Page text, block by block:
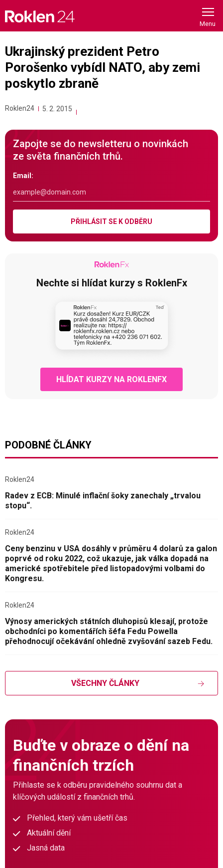
content
Ukrajinský prezident Petro
Porošenko vybídl NATO, aby zemi
poskytlo zbraně
Roklen24 5. 2. 2015
Zapojte se do newsletteru o novinkách
ze světa finančních trhů.
Email:
PŘIHLÁSIT SE K ODBĚRU
Nechte si hlídat kurzy s RoklenFx
HLÍDAT KURZY NA ROKLENFX
PODOBNÉ ČLÁNKY
Roklen24
Radev z ECB: Minulé inflační šoky zanechaly „trvalou
stopu“.
Roklen24
Ceny benzinu v USA dosáhly v průměru 4 dolarů za galon
poprvé od roku 2022, což ukazuje, jak válka dopadá na
americké spotřebitele před listopadovými volbami do
Kongresu.
Roklen24
Výnosy amerických státních dluhopisů klesají, protože
obchodníci po komentářích šéfa Fedu Powella
přehodnocují očekávání ohledně zvyšování sazeb Fedu.
VŠECHNY ČLÁNKY
Buďte v obraze o dění na
finančních trzích
Přihlaste se k odběru pravidelného souhrnu dat a
klíčových událostí z finančních trhů.
Přehled, který vám ušetří čas
Aktuální dění
Jasná data